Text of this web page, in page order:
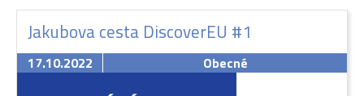
Jakubova cesta DiscoverEU #1
17.10.2022 Obecné